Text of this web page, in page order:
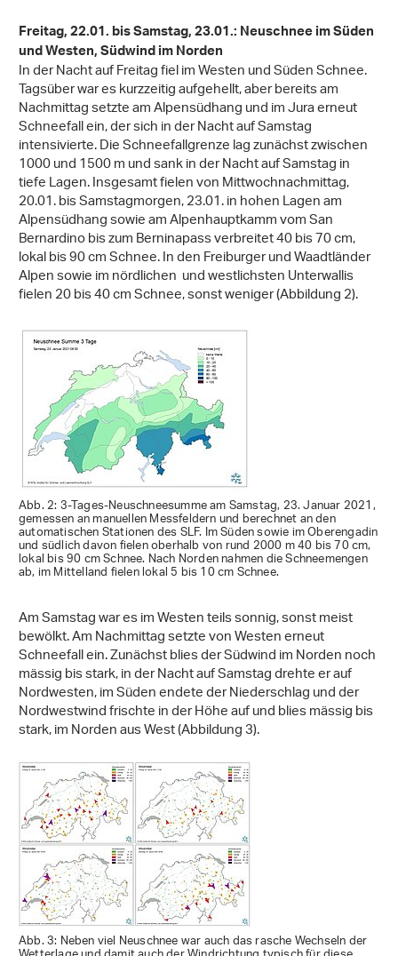
Freitag, 22.01. bis Samstag, 23.01.: Neuschnee im Süden
und Westen, Südwind im Norden
In der Nacht auf Freitag fiel im Westen und Süden Schnee.
Tagsüber war es kurzzeitig aufgehellt, aber bereits am
Nachmittag setzte am Alpensüdhang und im Jura erneut
Schneefall ein, der sich in der Nacht auf Samstag
intensivierte. Die Schneefallgrenze lag zunächst zwischen
1000 und 1500 m und sank in der Nacht auf Samstag in
tiefe Lagen. Insgesamt fielen von Mittwochnachmittag,
20.01. bis Samstagmorgen, 23.01. in hohen Lagen am
Alpensüdhang sowie am Alpenhauptkamm vom San
Bernardino bis zum Berninapass verbreitet 40 bis 70 cm,
lokal bis 90 cm Schnee. In den Freiburger und Waadtländer
Alpen sowie im nördlichen und westlichsten Unterwallis
fielen 20 bis 40 cm Schnee, sonst weniger (Abbildung 2).
Abb. 2: 3-Tages-Neuschneesumme am Samstag, 23. Januar 2021,
gemessen an manuellen Messfeldern und berechnet an den
automatischen Stationen des SLF. Im Süden sowie im Oberengadin
und südlich davon fielen oberhalb von rund 2000 m 40 bis 70 cm,
lokal bis 90 cm Schnee. Nach Norden nahmen die Schneemengen
ab, im Mittelland fielen lokal 5 bis 10 cm Schnee.
Am Samstag war es im Westen teils sonnig, sonst meist
bewölkt. Am Nachmittag setzte von Westen erneut
Schneefall ein. Zunächst blies der Südwind im Norden noch
mässig bis stark, in der Nacht auf Samstag drehte er auf
Nordwesten, im Süden endete der Niederschlag und der
Nordwestwind frischte in der Höhe auf und blies mässig bis
stark, im Norden aus West (Abbildung 3).
Abb. 3: Neben viel Neuschnee war auch das rasche Wechseln der